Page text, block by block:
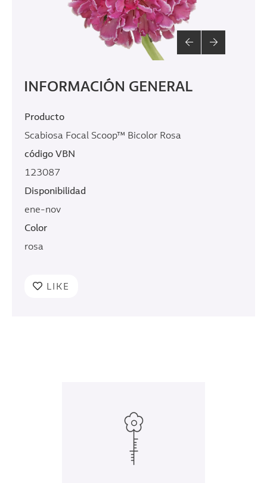
INFORMACIÓN GENERAL
Producto
Scabiosa Focal Scoop™ Bicolor Rosa
código VBN
123087
Disponibilidad
ene-nov
Color
rosa
LIKE